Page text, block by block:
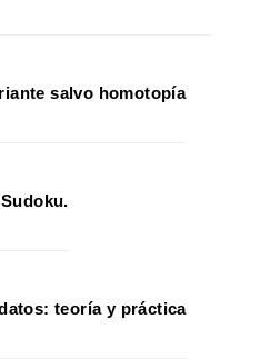
salvo homotopía
teoría y práctica